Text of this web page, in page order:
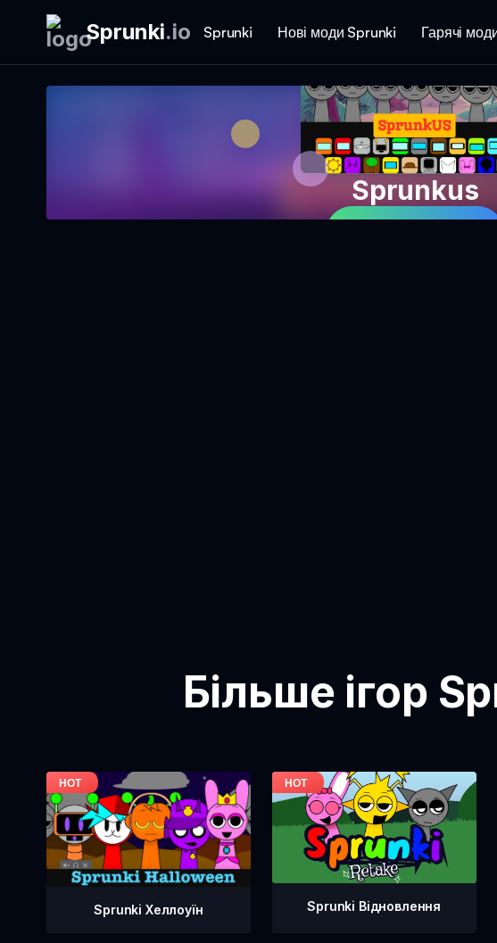
Sprunki.io Sprunki Нові моди Sprunki Гарячі
Sprunkus
Більше ігор
Sprunki Хеллоуїн Sprunki Відновлення